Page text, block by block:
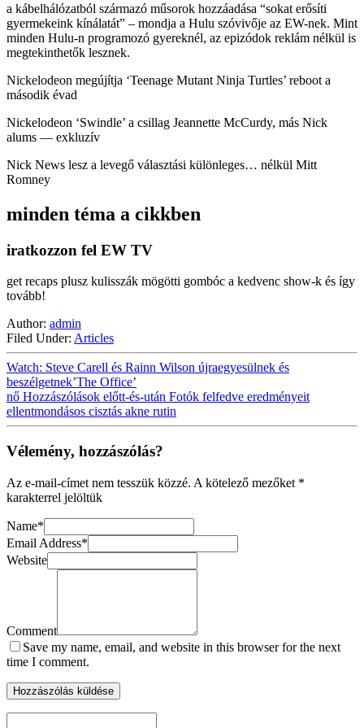
a kábelhálózatból származó műsorok hozzáadása “sokat erősíti
gyermekeink kínálatát” – mondja a Hulu szóvivője az EW-nek. Mint
minden Hulu-n programozó gyereknél, az epizódok reklám nélkül is
megtekinthetők lesznek.
Nickelodeon megújítja ‘Teenage Mutant Ninja Turtles’ reboot a
második évad
Nickelodeon ‘Swindle’ a csillag Jeannette McCurdy, más Nick
alums — exkluzív
Nick News lesz a levegő választási különleges… nélkül Mitt
Romney
minden téma a cikkben
iratkozzon fel EW TV
get recaps plusz kulisszák mögötti gombóc a kedvenc show-k és így
tovább!
Author: admin
Filed Under: Articles
Watch: Steve Carell és Rainn Wilson újraegyesülnek és
beszélgetnek’The Office’
nő Hozzászólások előtt-és-után Fotók felfedve eredményeit
ellentmondásos cisztás akne rutin
Vélemény, hozzászólás?
Az e-mail-címet nem tesszük közzé. A kötelező mezőket *
karakterrel jelöltük
Name*
Email Address*
Website
Comment
Save my name, email, and website in this browser for the next
time I comment.